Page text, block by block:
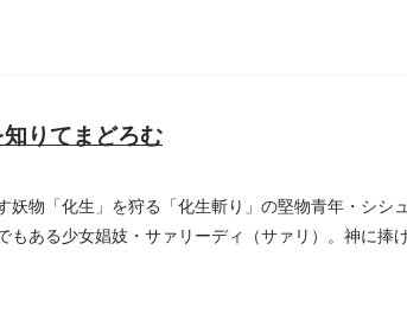
知りてまどろむ
妖物「化生」を狩る「化生斬り」の堅物青年・シシ
もある少女娼妓・サァリーディ（サァリ）。神に捧